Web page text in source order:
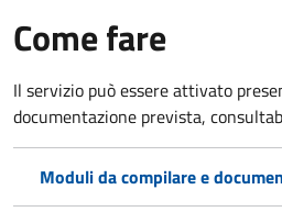
Come fare
Il servizio può essere attivato
documentazione prevista,
Moduli da compilare e